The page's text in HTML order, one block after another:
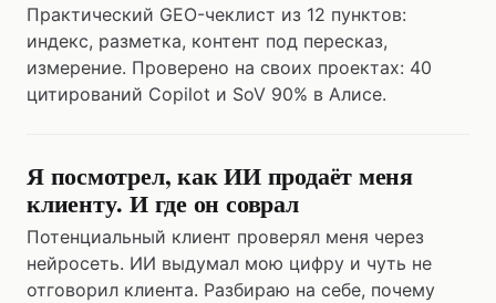
Практический GEO-чеклист из 12 пунктов:
индекс, разметка, контент под пересказ,
измерение. Проверено на своих проектах: 40
цитирований Copilot и SoV 90% в Алисе.
Я посмотрел, как ИИ продаёт меня
клиенту. И где он соврал
Потенциальный клиент проверял меня через
нейросеть. ИИ выдумал мою цифру и чуть не
отговорил клиента. Разбираю на себе, почему